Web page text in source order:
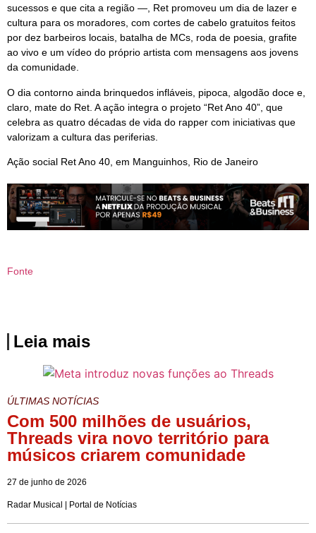
sucessos e que cita a região —, Ret promoveu um dia de lazer e
cultura para os moradores, com cortes de cabelo gratuitos feitos
por dez barbeiros locais, batalha de MCs, roda de poesia, grafite
ao vivo e um vídeo do próprio artista com mensagens aos jovens
da comunidade.
O dia contorno ainda brinquedos infláveis, pipoca, algodão doce e,
claro, mate do Ret. A ação integra o projeto “Ret Ano 40”, que
celebra as quatro décadas de vida do rapper com iniciativas que
valorizam a cultura das periferias.
Ação social Ret Ano 40, em Manguinhos, Rio de Janeiro
Fonte
Leia mais
ÚLTIMAS NOTÍCIAS
Com 500 milhões de usuários,
Threads vira novo território para
músicos criarem comunidade
27 de junho de 2026
Radar Musical | Portal de Notícias